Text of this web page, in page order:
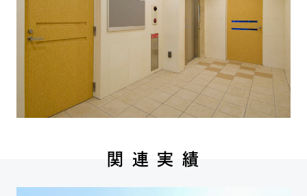
関 連 実 績